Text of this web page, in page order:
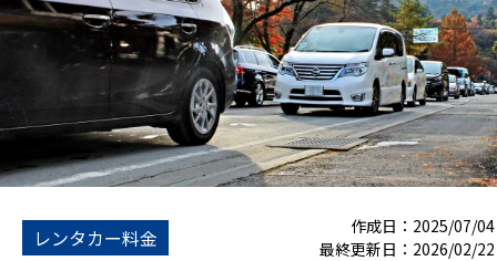
レンタカー料金 作成日： 2025/07/04
最終更新日： 2026/02/22